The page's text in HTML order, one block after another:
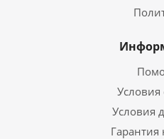
Условия
Условия
Гарантия